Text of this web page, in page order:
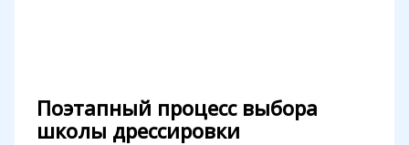
Поэтапный процесс выбора
школы дрессировки